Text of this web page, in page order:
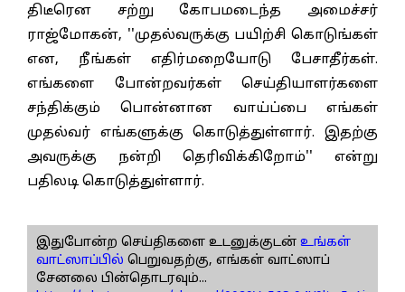
திடீரென சற்று கோபமடைந்த அமைச்சர்
ராஜ்மோகன், ''முதல்வருக்கு பயிற்சி கொடுங்கள்
என, நீங்கள் எதிர்மறையோடு பேசாதீர்கள்.
எங்களை போன்றவர்கள் செய்தியாளர்களை
சந்திக்கும் பொன்னான வாய்ப்பை எங்கள்
முதல்வர் எங்களுக்கு கொடுத்துள்ளார். இதற்கு
அவருக்கு நன்றி தெரிவிக்கிறோம்'' என்று
பதிலடி கொடுத்துள்ளார்.
இதுபோன்ற செய்திகளை உடனுக்குடன் உங்கள்
வாட்ஸாப்பில் பெறுவதற்கு, எங்கள் வாட்ஸாப்
சேனலை பின்தொடரவும்...